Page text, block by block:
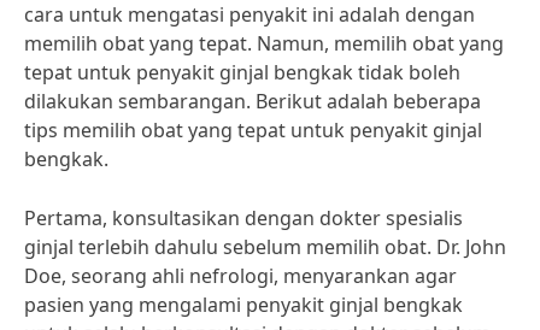
cara untuk mengatasi penyakit ini adalah dengan
memilih obat yang tepat. Namun, memilih obat yang
tepat untuk penyakit ginjal bengkak tidak boleh
dilakukan sembarangan. Berikut adalah beberapa
tips memilih obat yang tepat untuk penyakit ginjal
bengkak.
Pertama, konsultasikan dengan dokter spesialis
ginjal terlebih dahulu sebelum memilih obat. Dr. John
Doe, seorang ahli nefrologi, menyarankan agar
pasien yang mengalami penyakit ginjal bengkak